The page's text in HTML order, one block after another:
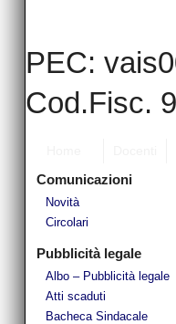
PEC:
Cod.Fisc.
Comunicazioni
Novità
Circolari
Pubblicità legale
Albo – Pubblicità legale
Atti scaduti
Bacheca Sindacale